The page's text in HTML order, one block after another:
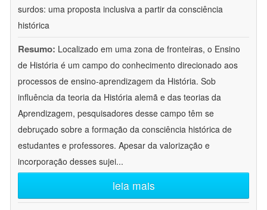
surdos: uma proposta inclusiva a partir da consciência
histórica
Resumo: Localizado em uma zona de fronteiras, o Ensino
de História é um campo do conhecimento direcionado aos
processos de ensino-aprendizagem da História. Sob
influência da teoria da História alemã e das teorias da
Aprendizagem, pesquisadores desse campo têm se
debruçado sobre a formação da consciência histórica de
estudantes e professores. Apesar da valorização e
incorporação desses sujei...
leia mais